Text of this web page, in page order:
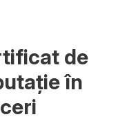
de
în